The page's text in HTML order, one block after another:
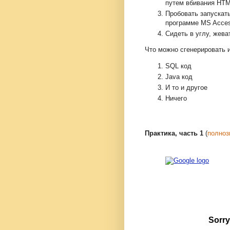
путем вбивания
Пробовать
программе MS
Сидеть в углу,
Что можно
SQL код
Java код
И то и другое
Ничего
Практика, часть 1 (